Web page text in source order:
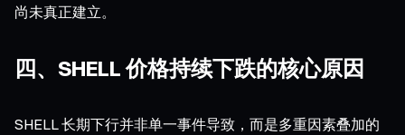
尚未真正建立。
四、SHELL 价格持续下跌的核心原因
SHELL 长期下行并非单一事件导致，而是多重因素叠加的